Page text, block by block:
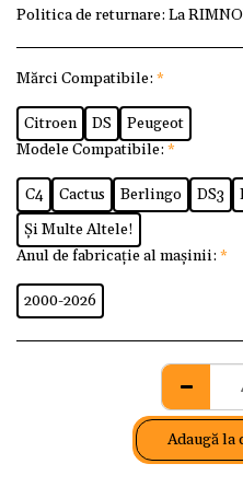
Politica de returnare: La
Mărci Compatibile: *
Citroen DS
Peugeot
Modele Compatibile: *
C4 Cactus Berlingo DS3
Și Multe Altele!
Anul de fabricație al mașinii: *
2000-2026
Adaugă la